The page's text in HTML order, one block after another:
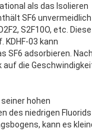
als das Isolieren
SF6 unvermeidlich
S2F10O, etc. Diese
03 kann
SF6 adsorbieren. Nach
auf die
hohen
des niedrigen Fluorids
kann es